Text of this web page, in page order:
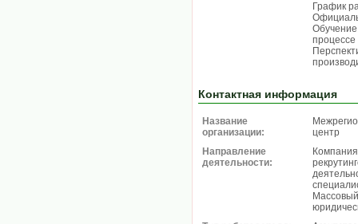
График
Обучение
Контактная информация
Название
организации:
центр
Направление
деятельности: